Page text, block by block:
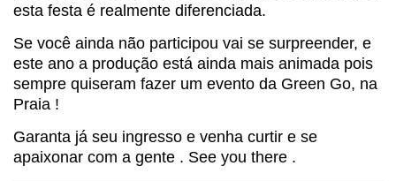
esta festa é realmente diferenciada.
Se você ainda não participou vai se surpreender, e
este ano a produção está ainda mais animada pois
sempre quiseram fazer um evento da Green Go, na
Praia !
Garanta já seu ingresso e venha curtir e se
apaixonar com a gente . See you there .